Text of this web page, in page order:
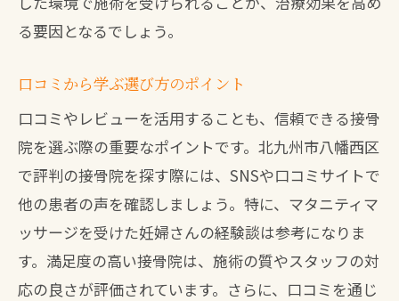
る要因となるでしょう。
口コミから学ぶ選び方のポイント
口コミやレビューを活用することも、信頼できる接骨
院を選ぶ際の重要なポイントです。北九州市八幡西区
で評判の接骨院を探す際には、SNSや口コミサイトで
他の患者の声を確認しましょう。特に、マタニティマ
ッサージを受けた妊婦さんの経験談は参考になりま
す。満足度の高い接骨院は、施術の質やスタッフの対
応の良さが評価されています。さらに、口コミを通じ